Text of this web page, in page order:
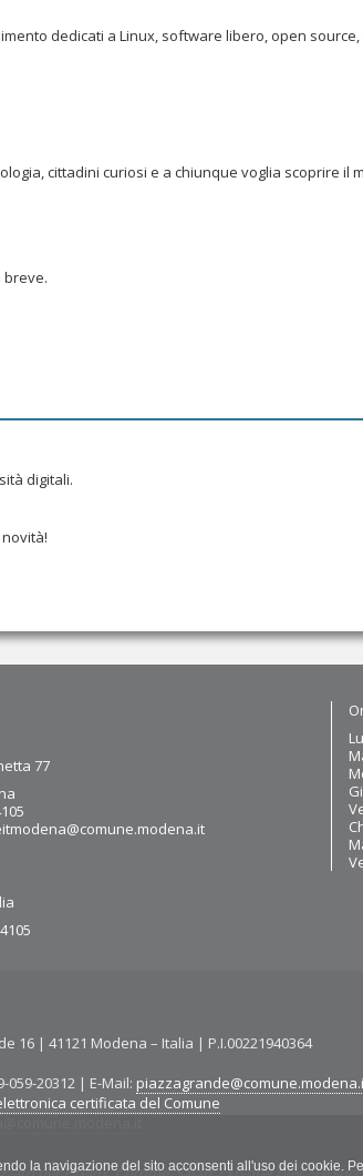
la navigazione del sito acconsenti all'uso dei cookie.
dedicati a Linux, software libero, open
cittadini curiosi e a chiunque voglia scoprire il
breve.
digitali.
77
16 | 41121 Modena – Italia | P.I.00221940364
059-20312 | E-Mail:
certificata del Comune